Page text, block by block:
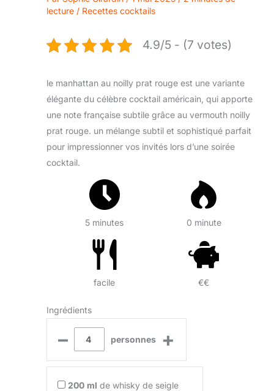
lecture / Recettes cocktails
4.9/5 - (7 votes)
le manhattan au noilly prat rouge est une variante
élégante du célèbre cocktail américain, qui apporte
une note française subtile grâce au vermouth noilly
prat rouge. un mélange subtil et sophistiqué parfait
pour impressionner vos invités lors d’une soirée
cocktail.
5 minutes 0 minute
facile €€
Ingrédients
– personnes +
200 ml de whisky de seigle